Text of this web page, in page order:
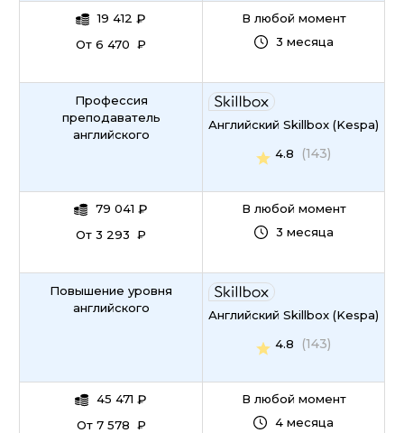
19 412 ₽
От 6 470 ₽
В любой момент
3 месяца
Профессия
преподаватель
английского
79 041 ₽
От 3 293 ₽
Английский Skillbox (Kespa)
4.8
(143)
В любой момент
3 месяца
Повышение уровня
английского
45 471 ₽
От 7 578 ₽
Английский Skillbox (Kespa)
4.8
(143)
В любой момент
4 месяца